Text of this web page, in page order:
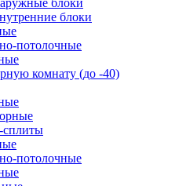
блоки
блоки
потолочные
комнату (до -40)
сплиты
потолочные